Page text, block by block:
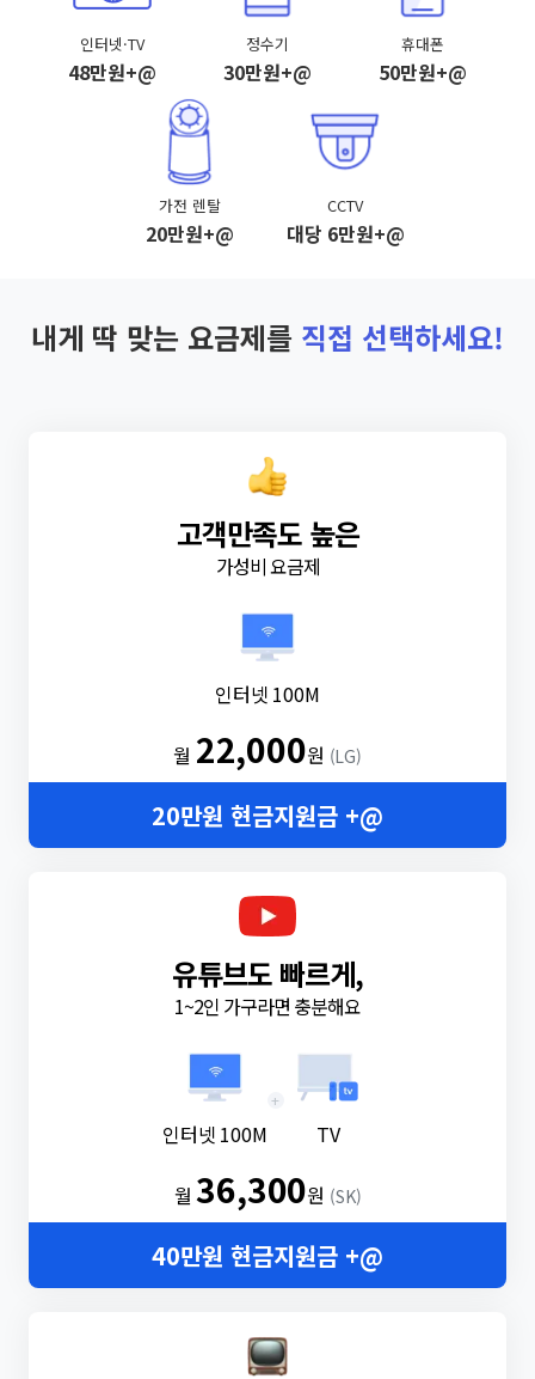
인터넷·TV
48만원+@
정수기
30만원+@
휴대폰
50만원+@
가전 렌탈
20만원+@
CCTV
대당 6만원+@
내게 딱 맞는 요금제를 직접 선택하세요!
고객만족도 높은
가성비 요금제
인터넷 100M
월 22,000원 (LG)
20만원 현금지원금 +@
유튜브도 빠르게,
1~2인 가구라면 충분해요
인터넷 100M
+
TV
월36,300원 (SK)
40만원 현금지원금 +@